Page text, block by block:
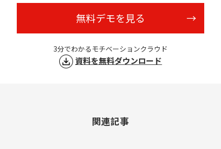
無料デモを見る
3分でわかるモチベーションクラウド
資料を無料ダウンロード
関連記事